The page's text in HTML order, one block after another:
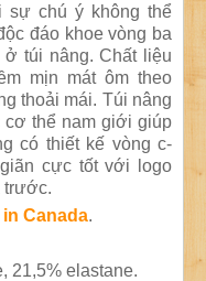
sự chú ý không thể
đáo khoe vòng ba
túi nâng. Chất liệu
mịn mát ôm theo
thoải mái. Túi nâng
cơ thể nam giới giúp
có thiết kế vòng c-
cực tốt với logo
trước.
in Canada.
21,5% elastane.